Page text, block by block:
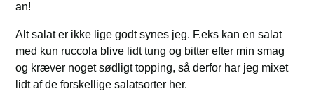
an!
Alt salat er ikke lige godt synes jeg. F.eks kan en salat
med kun ruccola blive lidt tung og bitter efter min smag
og kræver noget sødligt topping, så derfor har jeg mixet
lidt af de forskellige salatsorter her.